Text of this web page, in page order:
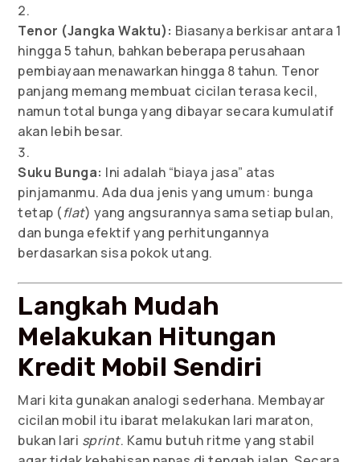
Tenor (Jangka Waktu): Biasanya berkisar antara 1
hingga 5 tahun, bahkan beberapa perusahaan
pembiayaan menawarkan hingga 8 tahun. Tenor
panjang memang membuat cicilan terasa kecil,
namun total bunga yang dibayar secara kumulatif
akan lebih besar.
Suku Bunga: Ini adalah “biaya jasa” atas
pinjamanmu. Ada dua jenis yang umum: bunga
tetap (flat) yang angsurannya sama setiap bulan,
dan bunga efektif yang perhitungannya
berdasarkan sisa pokok utang.
Langkah Mudah
Melakukan Hitungan
Kredit Mobil Sendiri
Mari kita gunakan analogi sederhana. Membayar
cicilan mobil itu ibarat melakukan lari maraton,
bukan lari sprint. Kamu butuh ritme yang stabil